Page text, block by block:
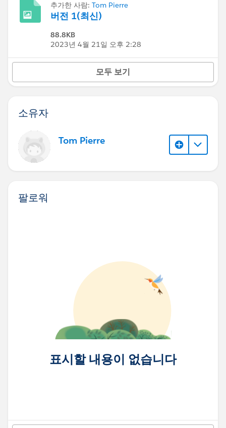
추가한 사람: Tom Pierre
버전 1(최신)
88.8KB
2023년 4월 21일 오후 2:28
모두 보기
소유자
Tom Pierre
팔로워
표시할 내용이 없습니다